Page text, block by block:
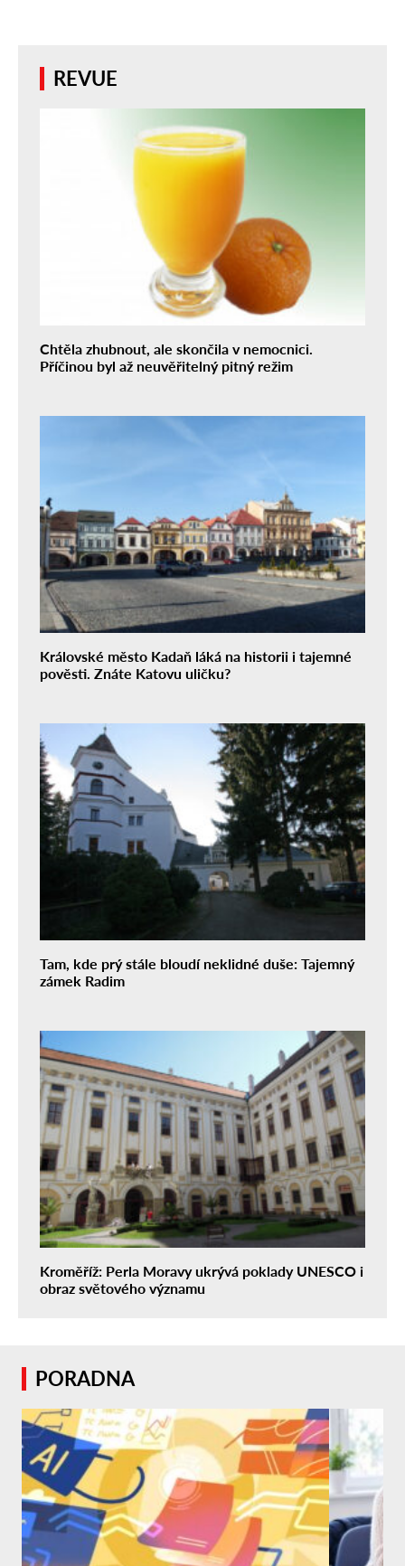
REVUE
Chtěla zhubnout, ale skončila v nemocnici.
Příčinou byl až neuvěřitelný pitný režim
Královské město Kadaň láká na historii i tajemné
pověsti. Znáte Katovu uličku?
Tam, kde prý stále bloudí neklidné duše: Tajemný
zámek Radim
Kroměříž: Perla Moravy ukrývá poklady UNESCO i
obraz světového významu
PORADNA